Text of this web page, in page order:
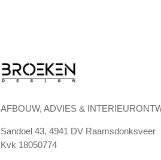
AFBOUW, ADVIES &
Sandoel 43, 4941 DV Raamsdonksveer
Kvk 18050774